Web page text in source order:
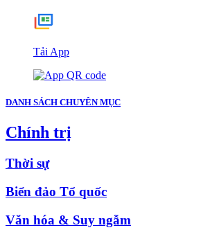
Tải App
DANH SÁCH CHUYÊN MỤC
Chính trị
Thời sự
Biển đảo Tổ quốc
Văn hóa & Suy ngẫm